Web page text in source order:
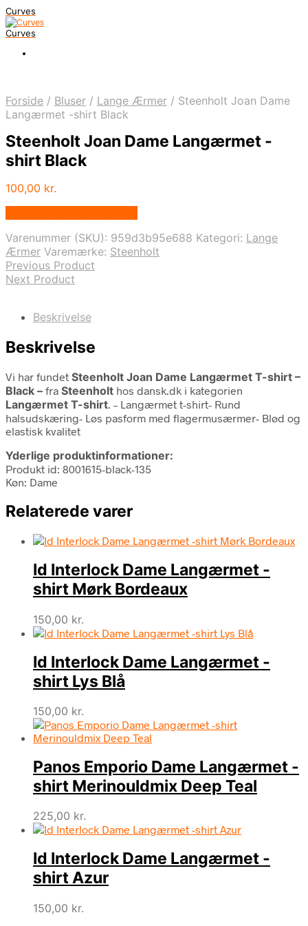
Curves
Curves
Forside / Bluser / Lange Ærmer / Steenholt Joan Dame
Langærmet -shirt Black
Steenholt Joan Dame Langærmet -
shirt Black
100,00 kr.
Varenummer (SKU): 959d3b95e688 Kategori: Lange
Ærmer Varemærke: Steenholt
Previous Product
Next Product
Beskrivelse
Beskrivelse
Vi har fundet Steenholt Joan Dame Langærmet T-shirt –
Black – fra Steenholt hos dansk.dk i kategorien
Langærmet T-shirt. – Langærmet t-shirt- Rund
halsudskæring- Løs pasform med flagermusærmer- Blød og
elastisk kvalitet
Yderlige produktinformationer:
Produkt id: 8001615-black-135
Køn: Dame
Relaterede varer
Id Interlock Dame Langærmet -
shirt Mørk Bordeaux
150,00 kr.
Id Interlock Dame Langærmet -
shirt Lys Blå
150,00 kr.
Panos Emporio Dame Langærmet -
shirt Merinouldmix Deep Teal
225,00 kr.
Id Interlock Dame Langærmet -
shirt Azur
150,00 kr.